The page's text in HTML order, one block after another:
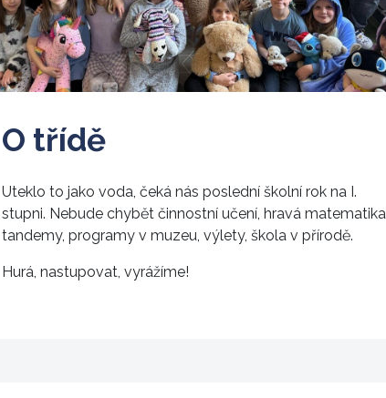
O třídě
Uteklo to jako voda, čeká nás poslední školní rok na I.
stupni. Nebude chybět činnostní učení, hravá matematika,
tandemy, programy v muzeu, výlety, škola v přírodě.
Hurá, nastupovat, vyrážíme!